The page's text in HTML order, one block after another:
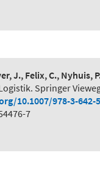
J., Felix, C., Nyhuis,
Springer
10.1007/978-3-642-
7